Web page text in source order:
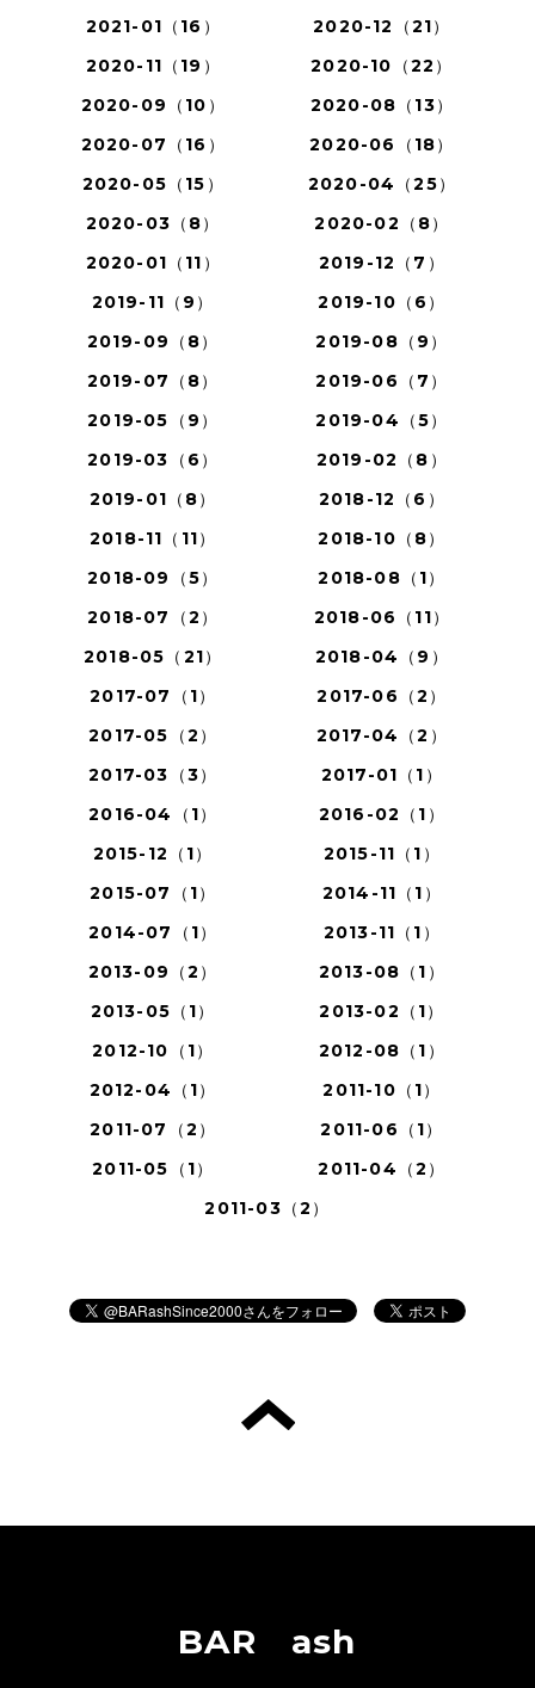
2021-01（16）
2020-12（21）
2020-11（19）
2020-10（22）
2020-09（10）
2020-08（13）
2020-07（16）
2020-06（18）
2020-05（15）
2020-04（25）
2020-03（8）
2020-02（8）
2020-01（11）
2019-12（7）
2019-11（9）
2019-10（6）
2019-09（8）
2019-08（9）
2019-07（8）
2019-06（7）
2019-05（9）
2019-04（5）
2019-03（6）
2019-02（8）
2019-01（8）
2018-12（6）
2018-11（11）
2018-10（8）
2018-09（5）
2018-08（1）
2018-07（2）
2018-06（11）
2018-05（21）
2018-04（9）
2017-07（1）
2017-06（2）
2017-05（2）
2017-04（2）
2017-03（3）
2017-01（1）
2016-04（1）
2016-02（1）
2015-12（1）
2015-11（1）
2015-07（1）
2014-11（1）
2014-07（1）
2013-11（1）
2013-09（2）
2013-08（1）
2013-05（1）
2013-02（1）
2012-10（1）
2012-08（1）
2012-04（1）
2011-10（1）
2011-07（2）
2011-06（1）
2011-05（1）
2011-04（2）
2011-03（2）
BAR ash